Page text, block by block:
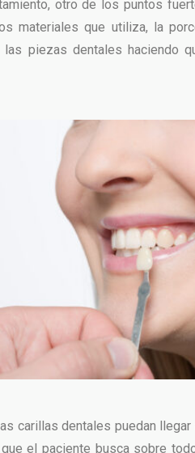
otro de los puntos
materiales que utiliza, la
las piezas dentales haciendo
carillas dentales puedan llegar
el paciente busca sobre